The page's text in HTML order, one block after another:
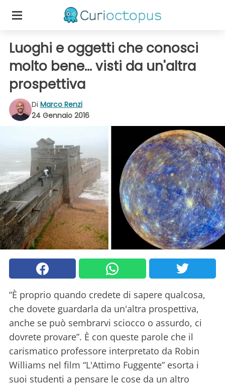
Luoghi e oggetti che conosci
molto bene... visti da un'altra
prospettiva
Di Marco Renzi
24 Gennaio 2016
“È proprio quando credete di sapere qualcosa,
che dovete guardarla da un'altra prospettiva,
anche se può sembrarvi sciocco o assurdo, ci
dovrete provare”. È con queste parole che il
carismatico professore interpretato da Robin
Williams nel film “L'Attimo Fuggente” esorta i
suoi studenti a pensare le cose da un altro